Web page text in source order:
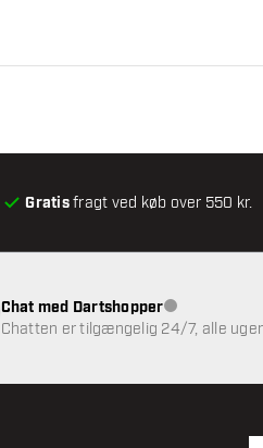
Gratisfragt ved køb over 550 kr.
Chat med DartshopperKundeservice
Chatten er tilgængelig 24/7, alle